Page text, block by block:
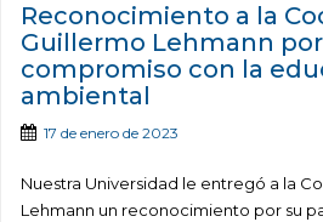
Reconocimiento a la
Guillermo Lehmann
compromiso con la
ambiental
17 de enero de 2023
Nuestra Universidad le entregó a la
Lehmann un reconocimiento por su